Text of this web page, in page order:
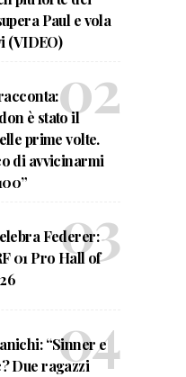
Paul e vola
(VIDEO)
è stato il
prime volte.
di avvicinarmi
Federer:
01 Pro Hall of
“Sinner e
Due ragazzi